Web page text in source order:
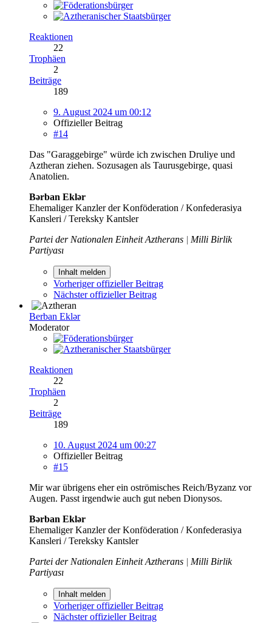
Reaktionen
22
Trophäen
2
Beiträge
189
9. August 2024 um 00:12
Offizieller Beitrag
#14
Das "Garaggebirge" würde ich zwischen Druliye und
Aztheran ziehen. Sozusagen als Taurusgebirge, quasi
Anatolien.
Bərban Eklər
Ehemaliger Kanzler der Konföderation / Konfederasiya
Kansleri / Tereksky Kantsler
Partei der Nationalen Einheit Aztherans | Milli Birlik
Partiyası
Inhalt melden
Vorheriger offizieller Beitrag
Nächster offizieller Beitrag
Berban Eklər
Moderator
Reaktionen
22
Trophäen
2
Beiträge
189
10. August 2024 um 00:27
Offizieller Beitrag
#15
Mir war übrigens eher ein oströmisches Reich/Byzanz vor
Augen. Passt irgendwie auch gut neben Dionysos.
Bərban Eklər
Ehemaliger Kanzler der Konföderation / Konfederasiya
Kansleri / Tereksky Kantsler
Partei der Nationalen Einheit Aztherans | Milli Birlik
Partiyası
Inhalt melden
Vorheriger offizieller Beitrag
Nächster offizieller Beitrag